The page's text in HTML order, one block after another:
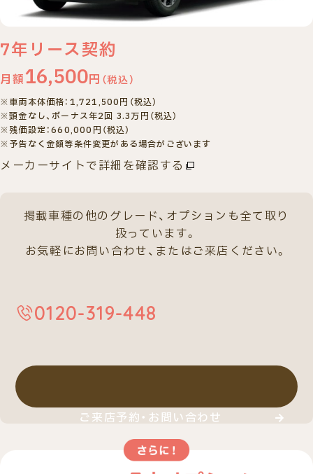
来店予約
査定予約
7年リース契約
月額16,500円 （税込）
※車両本体価格：1,721,500円（税込）
※頭金なし、ボーナス年2回 3.3万円（税込）
※残価設定：660,000円（税込）
※予告なく金額等条件変更がある場合がございます
メーカーサイトで詳細を確認する
掲載車種の他のグレード、 オプションも全て取り
扱っています。
お気軽にお問い合わせ、またはご来店ください。
0120-319-448
ご来店予約・お問い合わせ